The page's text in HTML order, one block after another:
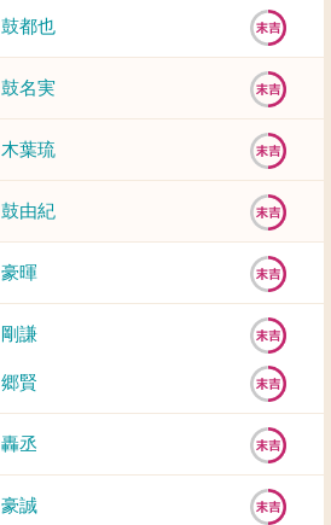
鼓都也
鼓名実
木葉琉
鼓由紀
豪暉
剛謙
郷賢
轟丞
豪誠